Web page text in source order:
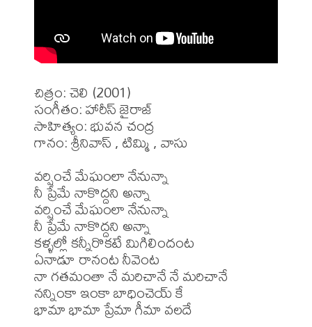
చిత్రం: చెలి (2001)
సంగీతం: హారీస్ జైరాజ్
సాహిత్యం: భువన చంద్ర
గానం: శ్రీనివాస్ , టిమ్మి , వాసు
వర్షించే మేఘంలా నేనున్నా
నీ ప్రేమే నాకొద్దని అన్నా
వర్షించే మేఘంలా నేనున్నా
నీ ప్రేమే నాకొద్దని అన్నా
కళ్ళల్లో కన్నీరొకటే మిగిలిందంట
ఏనాడూ రానంట నీవెంట
నా గతమంతా నే మరిచానే నే మరిచానే
నన్నింకా ఇంకా బాధించెయ్ కే
భామా భామా ప్రేమా గీమా వలదే